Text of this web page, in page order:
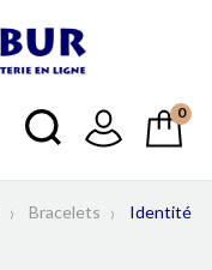
0
Bracelets
Identité